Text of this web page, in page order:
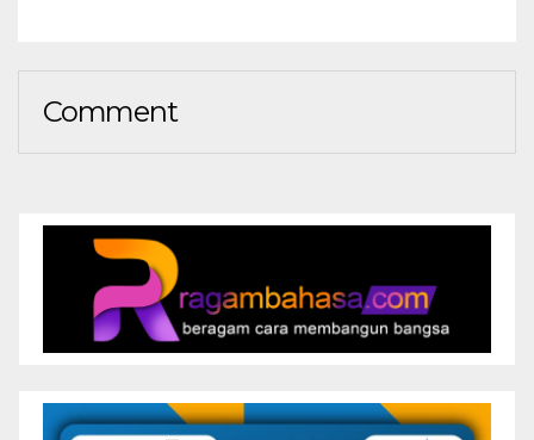
Comment